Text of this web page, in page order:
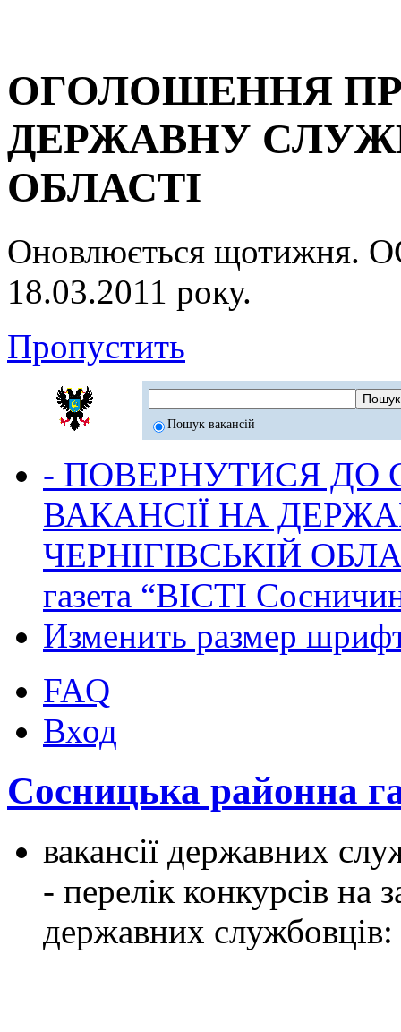
ОГОЛОШЕННЯ
ДЕРЖАВНУ
ОБЛАСТІ
Оновлюється
18.03.2011 року.
Пропустить
Пошук вакансій
- ПОВЕРНУТИСЯ ДО
ВАКАНСІЇ НА
ЧЕРНІГІВСЬКІЙ
газета “ВІСТІ
Изменить размер
FAQ
Вход
Сосницька районна
вакансії державних
- перелік конкурсів на
державних службовців: